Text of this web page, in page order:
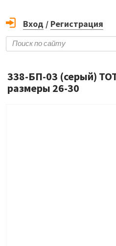
Вход / Регистрация
338-БП-03 (серый)
размеры 26-30